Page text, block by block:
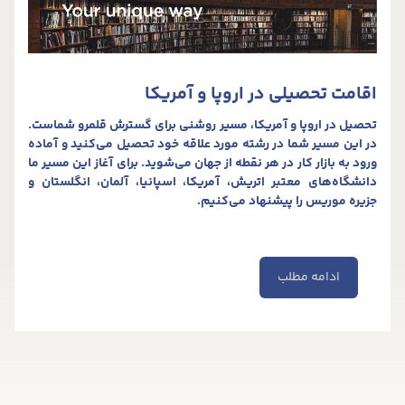
اقامت تحصیلی در اروپا و آمریکا
تحصیل در اروپا و آمریکا، مسیر روشنی برای گسترش قلمرو شماست.
در این مسیر شما در رشته مورد علاقه خود تحصیل می‌کنید و آماده
ورود به بازار کار در هر نقطه از جهان می‌شوید. برای آغاز این مسیر ما
دانشگاه‌های معتبر اتریش، آمریکا، اسپانیا، آلمان، انگلستان و
جزیره موریس را پیشنهاد می‌کنیم.
ادامه مطلب